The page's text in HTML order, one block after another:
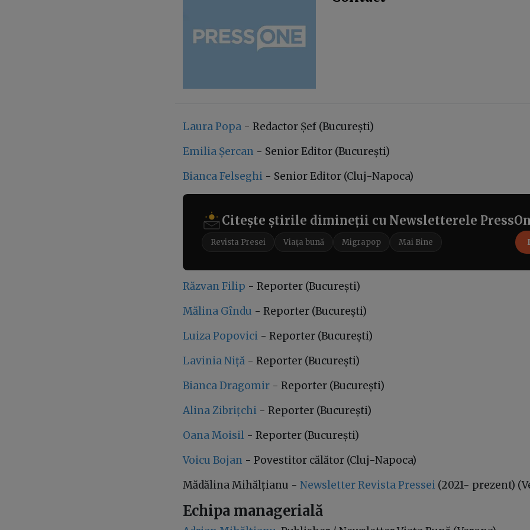
Laura Popa - Redactor Șef (București)
Emilia Șercan - Senior Editor (București)
Bianca Felseghi - Senior Editor (Cluj-Napoca)
Citește știrile dimineții cu Newsletterele
Revista Presei Viața bună Migrapop Mai Bine
Răzvan Filip - Reporter (București)
Mălina Gîndu - Reporter (București)
Luiza Popovici - Reporter (București)
Lavinia Niță - Reporter (București)
Bianca Dragomir - Reporter (București)
Alina Zibrițchi - Reporter (București)
Oana Moisil - Reporter (București)
Voicu Bojan - Povestitor călător (Cluj-Napoca)
Mădălina Mihălțianu - Newsletter Revista Pressei (2021- prezent)
Echipa managerială